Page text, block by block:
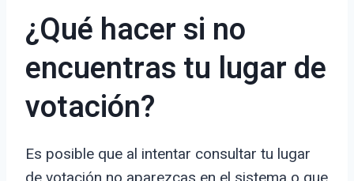
¿Qué hacer si no
encuentras tu lugar de
votación?
Es posible que al intentar consultar tu lugar